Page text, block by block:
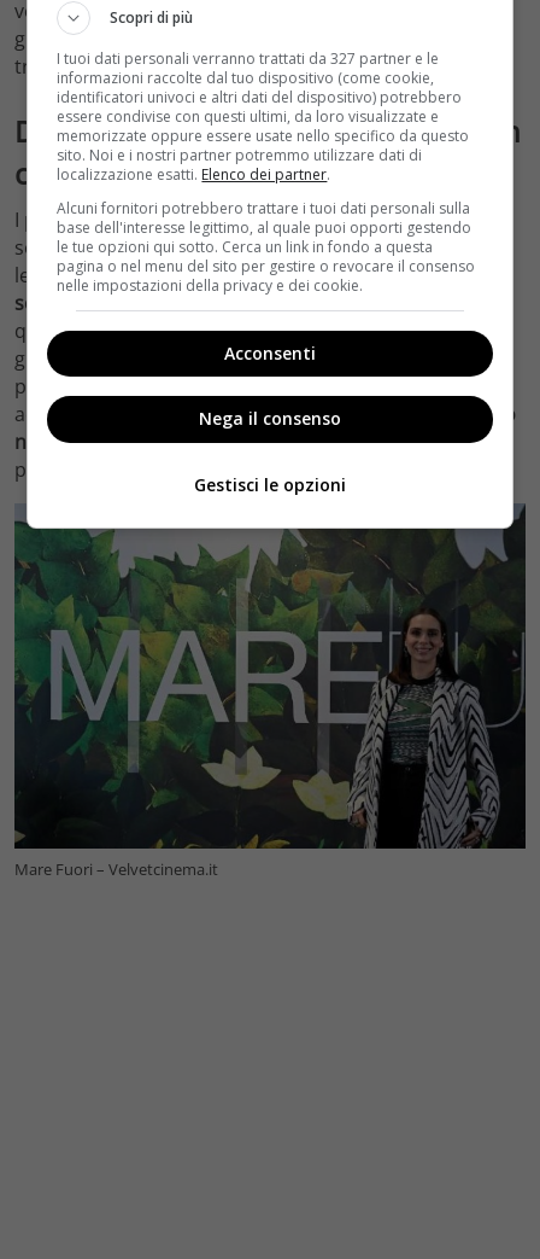
vedono però l’ora di scoprire cosa succederà, e stanno
già facendo le prime supposizioni sulla struttura della
trama.
Di cosa parlerà Mare Fuori 4 e chi non
ci sarà
I protagonisti della fiction hanno attraversato –
soprattutto in questa ultima terza stagione – i tumulti
legati all’adolescenza e molti di loro hanno anche
scoperto per la prima volta l’amore.
quindi nel corso della nuova stagione? Se lo chiedono
già in molti, e alcuni stanno ipotizzando che i vari
personaggi potrebbero affrontare la sfida di diventare
adulti e potrebbero quindiscegliere chi essere davvero
nella vita. Dovrebbe quindi essere questo l’elemento
principale della nuova stagione di
Mare Fuori – Velvetcinema.it
Scopri di più
I tuoi dati personali verranno trattati da 327 partner e le
informazioni raccolte dal tuo dispositivo (come cookie,
identificatori univoci e altri dati del dispositivo) potrebbero
essere condivise con questi ultimi, da loro visualizzate e
memorizzate oppure essere usate nello specifico da questo
sito. Noi e i nostri partner potremmo utilizzare dati di
localizzazione esatti. Elenco dei partner.
Alcuni fornitori potrebbero trattare i tuoi dati personali sulla
base dell'interesse legittimo, al quale puoi opporti gestendo
le tue opzioni qui sotto. Cerca un link in fondo a questa
pagina o nel menu del sito per gestire o revocare il consenso
nelle impostazioni della privacy e dei cookie.
Acconsenti
Nega il consenso
Gestisci le opzioni